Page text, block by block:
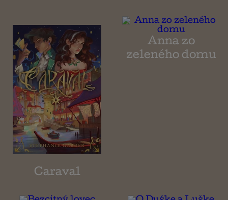
Caraval
Anna zo
zeleného domu